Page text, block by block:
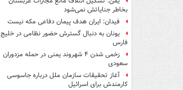
بخاطر جنایاتش نمی‌شود
فیدان: ایران هدف پیمان دفاعی مکه نیست
یونان به دنبال گسترش حضور نظامی در خلیج
فارس
زخمی شدن ۴ شهروند یمنی در حمله مزدوران
سعودی
آغاز تحقیقات سازمان ملل درباره جاسوسی
کارمندش برای اسرائیل